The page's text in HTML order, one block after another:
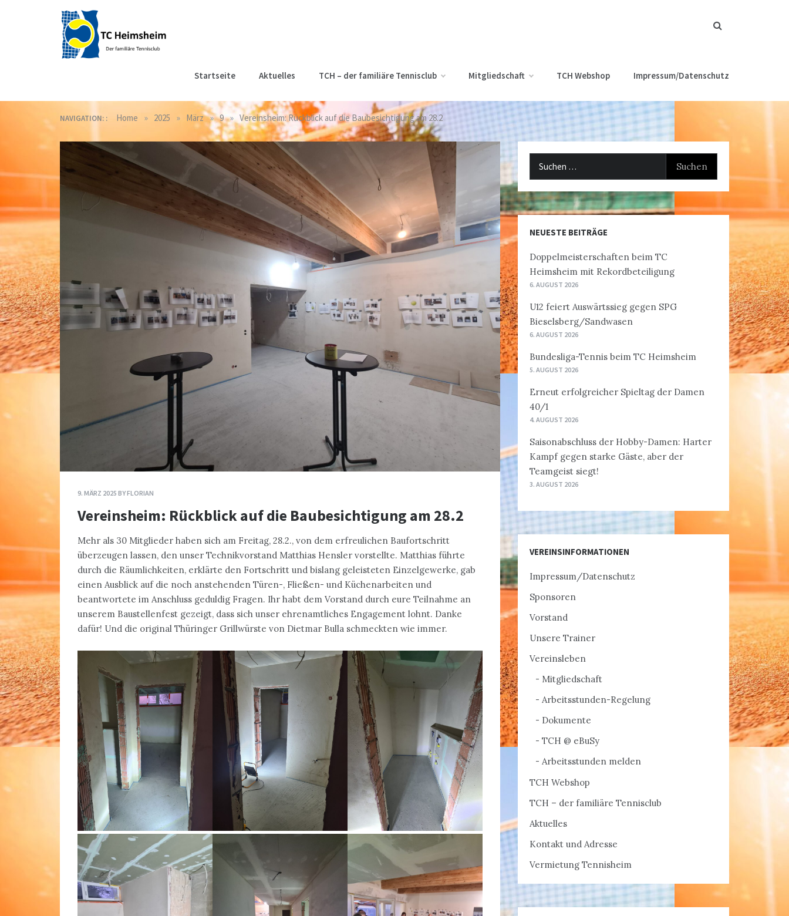
Startseite Aktuelles TCH – der familiäre Tennisclub Mitgliedschaft TCH Webshop Impressum/Datenschutz
NAVIGATION: : Home » 2025 » März » 9 » Vereinsheim: Rückblick auf die Baubesichtigung am 28.2
9. MÄRZ 2025 BYFLORIAN
Vereinsheim: Rückblick auf die Baubesichtigung am 28.2
Mehr als 30 Mitglieder haben sich am Freitag, 28.2., von dem erfreulichen Baufortschritt
überzeugen lassen, den unser Technikvorstand Matthias Hensler vorstellte. Matthias führte
durch die Räumlichkeiten, erklärte den Fortschritt und bislang geleisteten Einzelgewerke, gab
einen Ausblick auf die noch anstehenden Türen-, Fließen- und Küchenarbeiten und
beantwortete im Anschluss geduldig Fragen. Ihr habt dem Vorstand durch eure Teilnahme an
unserem Baustellenfest gezeigt, dass sich unser ehrenamtliches Engagement lohnt. Danke
dafür! Und die original Thüringer Grillwürste von Dietmar Bulla schmeckten wie immer.
NEUESTE BEITRÄGE
Doppelmeisterschaften beim TC
Heimsheim mit Rekordbeteiligung
6. AUGUST 2026
U12 feiert Auswärtssieg gegen SPG
Bieselsberg/Sandwasen
6. AUGUST 2026
Bundesliga-Tennis beim TC Heimsheim
5. AUGUST 2026
Erneut erfolgreicher Spieltag der Damen
40/1
4. AUGUST 2026
Saisonabschluss der Hobby-Damen: Harter
Kampf gegen starke Gäste, aber der
Teamgeist siegt!
3. AUGUST 2026
VEREINSINFORMATIONEN
Impressum/Datenschutz
Sponsoren
Vorstand
Unsere Trainer
Vereinsleben
Mitgliedschaft
Arbeitsstunden-Regelung
Dokumente
TCH @ eBuSy
Arbeitsstunden melden
TCH Webshop
TCH – der familiäre Tennisclub
Aktuelles
Kontakt und Adresse
Vermietung Tennisheim